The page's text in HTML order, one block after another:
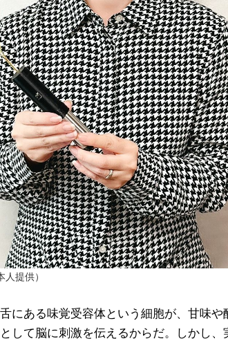
提供）
にある味覚受容体という細胞が、甘味
して脳に刺激を伝えるからだ。しかし、